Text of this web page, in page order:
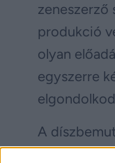
zeneszerző
produkció
olyan
egyszerre
A
érezhető